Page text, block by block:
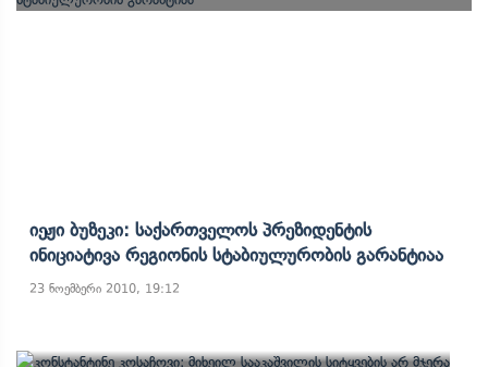
Იეჟი Ბუზეკი: Საქართველოს Პრეზიდენტის
Ინიციატივა Რეგიონის Სტაბიულურობის Გარანტიაა
23 ნოემბერი 2010, 19:12